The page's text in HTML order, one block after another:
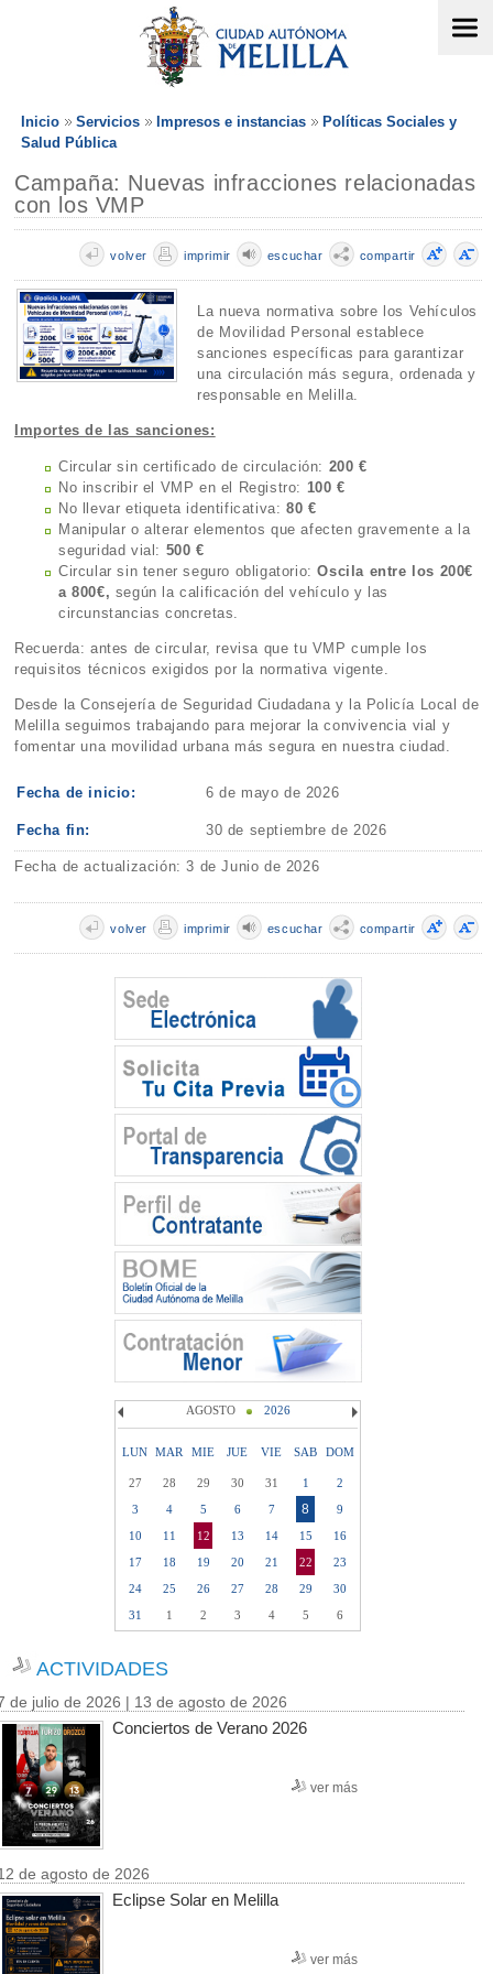
Inicio Servicios Impresos e instancias
Políticas Sociales y
Salud Pública
Campaña: Nuevas infracciones relacionadas
con los VMP
compartir
escuchar
imprimir
volver
La nueva normativa sobre los Vehículos
de Movilidad Personal establece
sanciones específicas para garantizar
una circulación más segura, ordenada y
responsable en Melilla.
Importes de las sanciones:
Circular sin certificado de circulación: 200 €
No inscribir el VMP en el Registro: 100 €
No llevar etiqueta identificativa:80 €
Manipular o alterar elementos que afecten gravemente a la
seguridad vial: 500 €
Circular sin tener seguro obligatorio:Oscila entre los 200€
a 800€, según la calificación del vehículo y las
circunstancias concretas.
Recuerda: antes de circular, revisa que tu VMP cumple los
requisitos técnicos exigidos por la normativa vigente.
Desde la Consejería de Seguridad Ciudadana y la Policía Local de
Melilla seguimos trabajando para mejorar la convivencia vial y
fomentar una movilidad urbana más segura en nuestra ciudad.
Fecha de inicio: 6 de mayo de 2026
Fecha fin: 30 de septiembre de 2026
Fecha de actualización: 3 de Junio de 2026
compartir
escuchar
imprimir
volver
AGOSTO 2026
LUN MAR MIE JUE VIE SAB DOM
27 28 29 30 31 1
2
3
4 5 6 7 8
9
10
11 12 13 14 15
16
17
18 19 20 21 22
23
24
25 26 27 28 29
30
31
1 2 3 4 5 6
ACTIVIDADES
de julio de 2026 | 13 de agosto de 2026
Conciertos de Verano 2026
ver más
de agosto de 2026
Eclipse Solar en Melilla
ver más